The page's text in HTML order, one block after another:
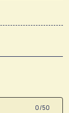
0 /50